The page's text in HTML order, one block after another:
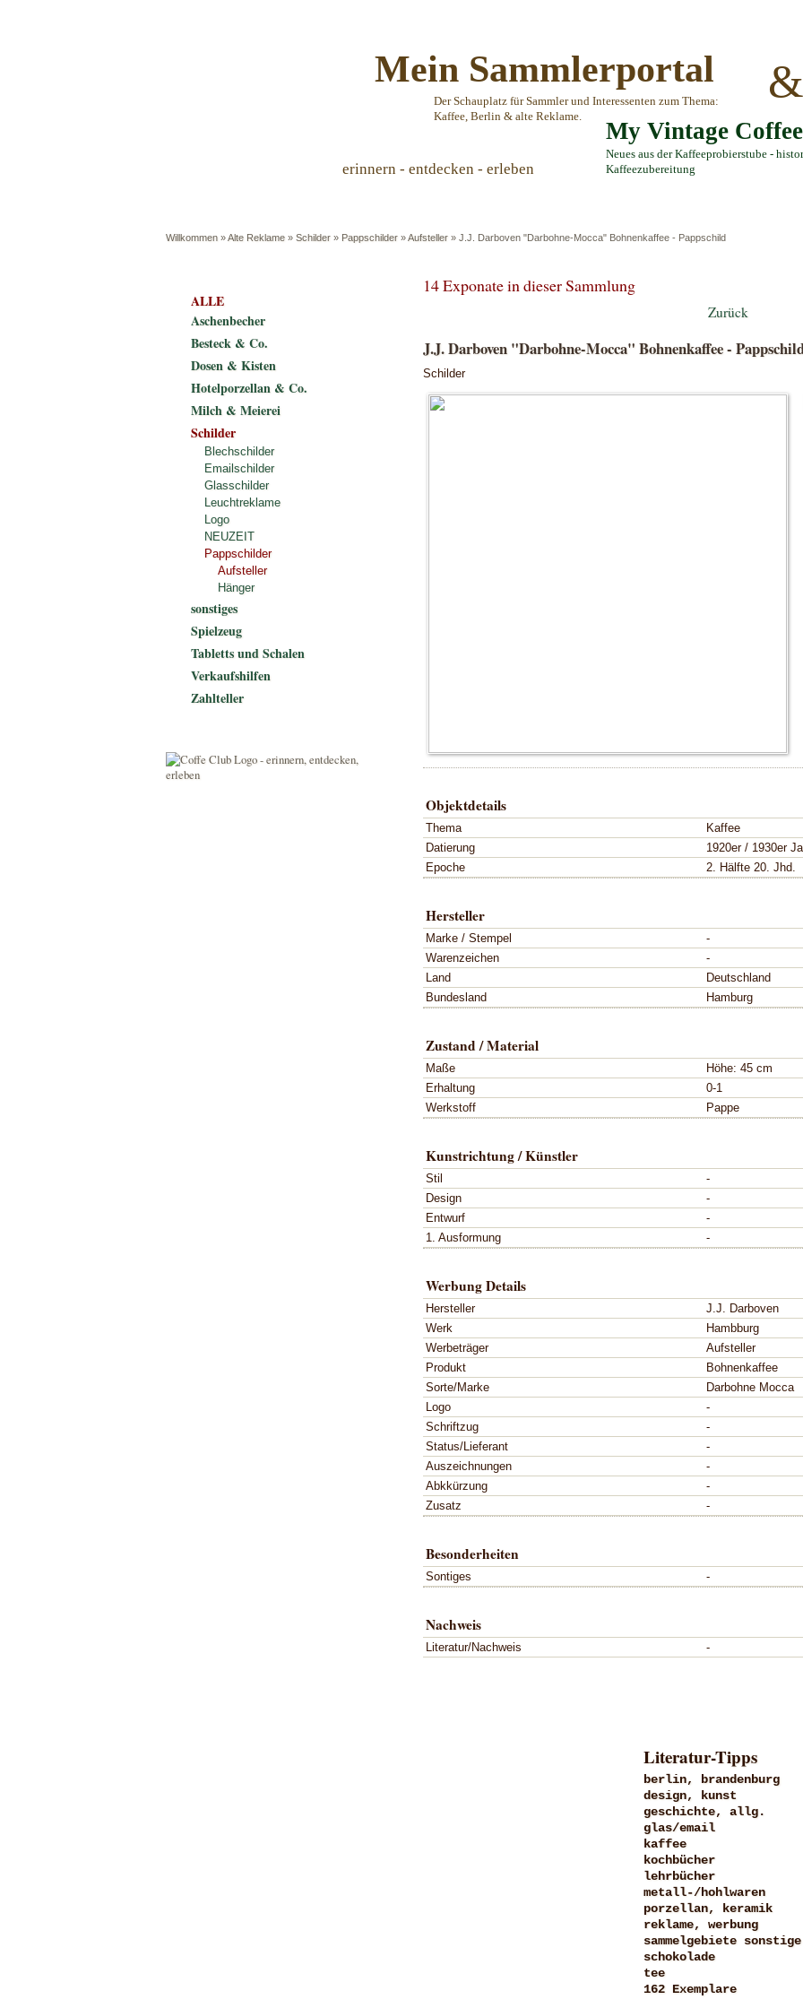
Mein Sammlerportal
Der Schauplatz für Sammler und Interessenten zum Thema:
Kaffee, Berlin & alte Reklame.
&
My Vintage
Neues aus der Kaffeeprobierstube -
Kaffeezubereitung
erinnern - entdecken - erleben
Willkommen »Alte Reklame » Schilder » Pappschilder »Aufsteller » J.J. Darboven "Darbohne-Mocca" Bohnenkaffee - Pappschild
14 Exponate in dieser Sammlung
Zurück
J.J. Darboven "Darbohne-Mocca" Bohnenkaffee -
Schilder
Objektdetails
Thema
Kaffee
Datierung
1920er / 1930er
Epoche
2. Hälfte 20. Jhd.
Hersteller
Marke / Stempel
-
Warenzeichen
-
Land
Deutschland
Bundesland
Hamburg
Zustand / Material
Maße
Höhe: 45 cm
Erhaltung
0-1
Werkstoff
Pappe
Kunstrichtung / Künstler
Stil
-
Design
-
Entwurf
-
1. Ausformung
-
Werbung Details
Hersteller
J.J. Darboven
Werk
Hambburg
Werbeträger
Aufsteller
Produkt
Bohnenkaffee
Sorte/Marke
Darbohne Mocca
Logo
-
Schriftzug
-
Status/Lieferant
-
Auszeichnungen
-
Abkkürzung
-
Zusatz
-
Besonderheiten
Sontiges -
Nachweis
Literatur/Nachweis -
ALLE
Aschenbecher
Besteck & Co.
Dosen & Kisten
Hotelporzellan & Co.
Milch & Meierei
Schilder
Blechschilder
Emailschilder
Glasschilder
Leuchtreklame
Logo
NEUZEIT
Pappschilder
Aufsteller
Hänger
sonstiges
Spielzeug
Tabletts und Schalen
Verkaufshilfen
Zahlteller
Literatur-Tipps
berlin, brandenburg
design, kunst
geschichte, allg.
glas/email
kaffee
kochbücher
lehrbücher
metall-/hohlwaren
porzellan, keramik
reklame, werbung
sammelgebiete sonstige
schokolade
tee
162 Exemplare